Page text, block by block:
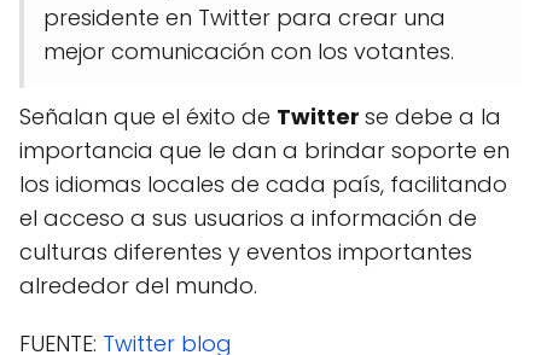
presidente en Twitter para crear una
mejor comunicación con los votantes.
Señalan que el éxito de Twitter se debe a la
importancia que le dan a brindar soporte en
los idiomas locales de cada país, facilitando
el acceso a sus usuarios a información de
culturas diferentes y eventos importantes
alrededor del mundo.
FUENTE: Twitter blog